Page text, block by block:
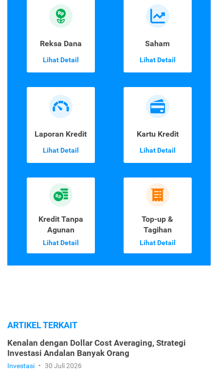
Reksa Dana
Lihat Detail
Saham
Lihat Detail
Laporan Kredit
Lihat Detail
Kartu Kredit
Lihat Detail
Kredit Tanpa
Agunan
Lihat Detail
Top-up &
Tagihan
Lihat Detail
ARTIKEL TERKAIT
Kenalan dengan Dollar Cost Averaging, Strategi
Investasi Andalan Banyak Orang
Investasi • 30 Juli 2026